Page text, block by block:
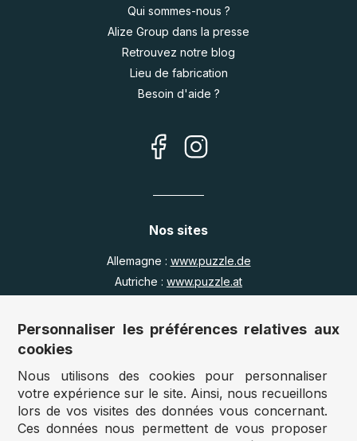
Qui sommes-nous ?
Alize Group dans la presse
Retrouvez notre blog
Lieu de fabrication
Besoin d'aide ?
Nos sites
Allemagne : www.puzzle.de
Autriche : www.puzzle.at
Royaume Uni :
www.jigsawpuzzle.co.uk
Accès revendeurs / détaillants
Vous avez un magasin ?
Vous souhaitez accéder à nos prix revendeurs ?
Personnaliser les préférences relatives aux
cookies
Nous utilisons des cookies pour personnaliser
votre expérience sur le site. Ainsi, nous recueillons
lors de vos visites des données vous concernant.
Ces données nous permettent de vous proposer